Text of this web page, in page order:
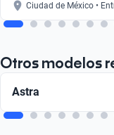
Ciudad de México •
Otros modelos
Astra